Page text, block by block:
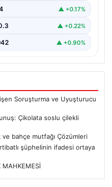
▲ +0.17%
▲ +0.22%
▲ +0.90%
Soruşturma ve Uyuşturucu
Çikolata soslu çilekli
bahçe mutfağı Çözümleri
şüphelinin ifadesi ortaya